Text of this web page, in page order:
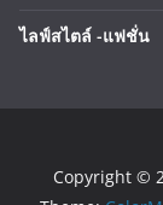
ไลฟ์สไตล์ -แฟชั่น
Copyright ©